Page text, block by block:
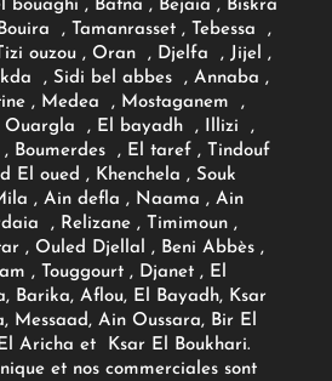
, Batna , Bejaia , Biskra
, Tamanrasset , Tebessa ,
ouzou , Oran , Djelfa , Jijel ,
, Sidi bel abbes , Annaba ,
, Medea , Mostaganem ,
Ouargla , El bayadh , Illizi ,
Boumerdes , El taref , Tindouf
El oued , Khenchela , Souk
, Ain defla , Naama , Ain
, Relizane , Timimoun ,
, Ouled Djellal , Beni Abbès ,
, Touggourt , Djanet , El
Barika, Aflou, El Bayadh, Ksar
Messaad, Ain Oussara, Bir El
Aricha et Ksar El Boukhari.
et nos commerciales sont